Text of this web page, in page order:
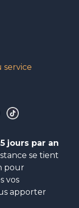
service
jours par an
se tient
pour
vos
apporter